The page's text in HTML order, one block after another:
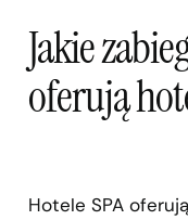
Jakie
oferują
Hotele SPA